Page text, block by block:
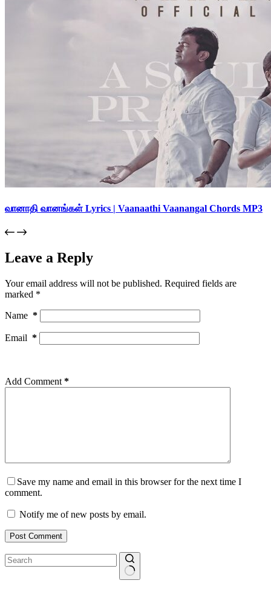
வானாதி வானங்கள் Lyrics | Vaanaathi Vaanangal Chords MP3
Leave a Reply
Your email address will not be published. Required fields are
marked *
Name *
Email *
Add Comment *
Save my name and email in this browser for the next time I
comment.
Notify me of new posts by email.
Post Comment